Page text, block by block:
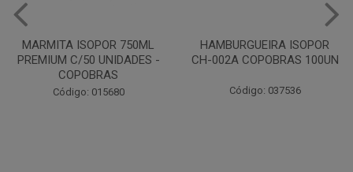
HAMBURGUEIRA ISOPOR
CH-002A COPOBRAS 100UN
Código: 037536
CAIXA PARDA PIZZA N30
OITAVADA BALUARTE C/10
Código: 001124